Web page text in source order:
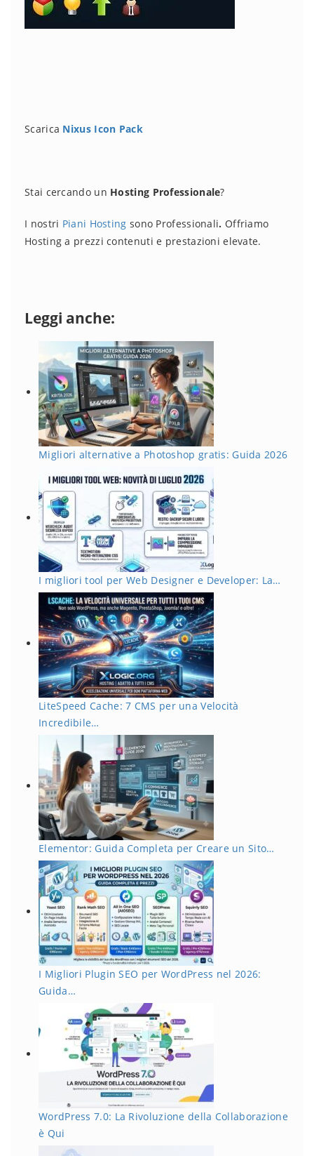
Scarica Nixus Icon Pack
Stai cercando un Hosting Professionale?
I nostri Piani Hosting sono Professionali. Offriamo
Hosting a prezzi contenuti e prestazioni elevate.
Leggi anche:
Migliori alternative a Photoshop gratis: Guida 2026
I migliori tool per Web Designer e Developer: La…
LiteSpeed Cache: 7 CMS per una Velocità
Incredibile…
Elementor: Guida Completa per Creare un Sito…
I Migliori Plugin SEO per WordPress nel 2026:
Guida…
WordPress 7.0: La Rivoluzione della Collaborazione
è Qui